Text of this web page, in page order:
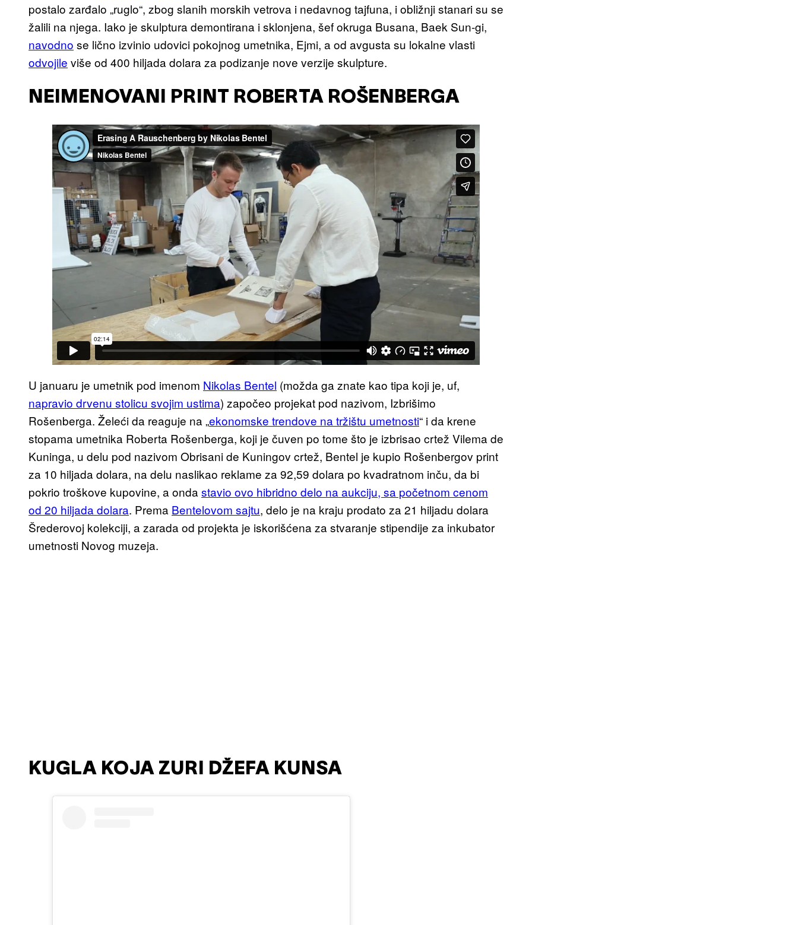
postalo zarđalo „ruglo“, zbog slanih morskih vetrova i nedavnog tajfuna, i obližnji stanari su se
žalili na njega. Iako je skulptura demontirana i sklonjena, šef okruga Busana, Baek Sun-gi,
navodno se lično izvinio udovici pokojnog umetnika, Ejmi, a od avgusta su lokalne vlasti
odvojile više od 400 hiljada dolara za podizanje nove verzije skulpture.
NEIMENOVANI PRINT ROBERTA ROŠENBERGA
U januaru je umetnik pod imenom Nikolas Bentel (možda ga znate kao tipa koji je, uf,
napravio drvenu stolicu svojim ustima) započeo projekat pod nazivom, Izbrišimo
Rošenberga. Želeći da reaguje na „ekonomske trendove na tržištu umetnosti“ i da krene
stopama umetnika Roberta Rošenberga, koji je čuven po tome što je izbrisao crtež Vilema de
Kuninga, u delu pod nazivom Obrisani de Kuningov crtež, Bentel je kupio Rošenbergov print
za 10 hiljada dolara, na delu naslikao reklame za 92,59 dolara po kvadratnom inču, da bi
pokrio troškove kupovine, a onda stavio ovo hibridno delo na aukciju, sa početnom cenom
od 20 hiljada dolara. Prema Bentelovom sajtu, delo je na kraju prodato za 21 hiljadu dolara
Šrederovoj kolekciji, a zarada od projekta je iskorišćena za stvaranje stipendije za inkubator
umetnosti Novog muzeja.
KUGLA KOJA ZURI DŽEFA KUNSA